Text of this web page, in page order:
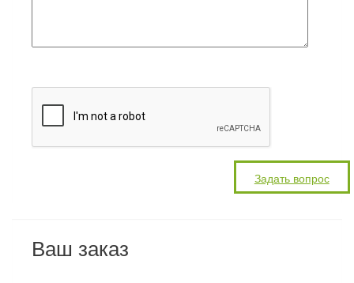
Ваш заказ